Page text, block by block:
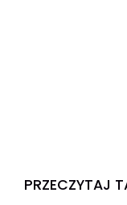
PRZECZYTAJ